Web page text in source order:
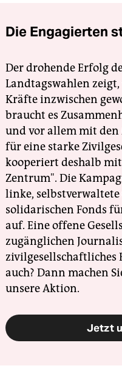
Die Engagierten
Der drohende Erfolg
Landtagswahlen
Kräfte inzwischen
braucht es
und vor allem mit den
für eine starke
kooperiert deshalb
Zentrum". Die
linke,
solidarischen Fonds
auf. Eine offene
zugänglichen
zivilgesellschaftliches
auch? Dann machen
unsere Aktion.
Jetzt